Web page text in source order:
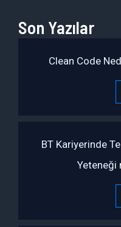
Son Yazılar
Clean Code
BT Kariyerinde
Yeteneği